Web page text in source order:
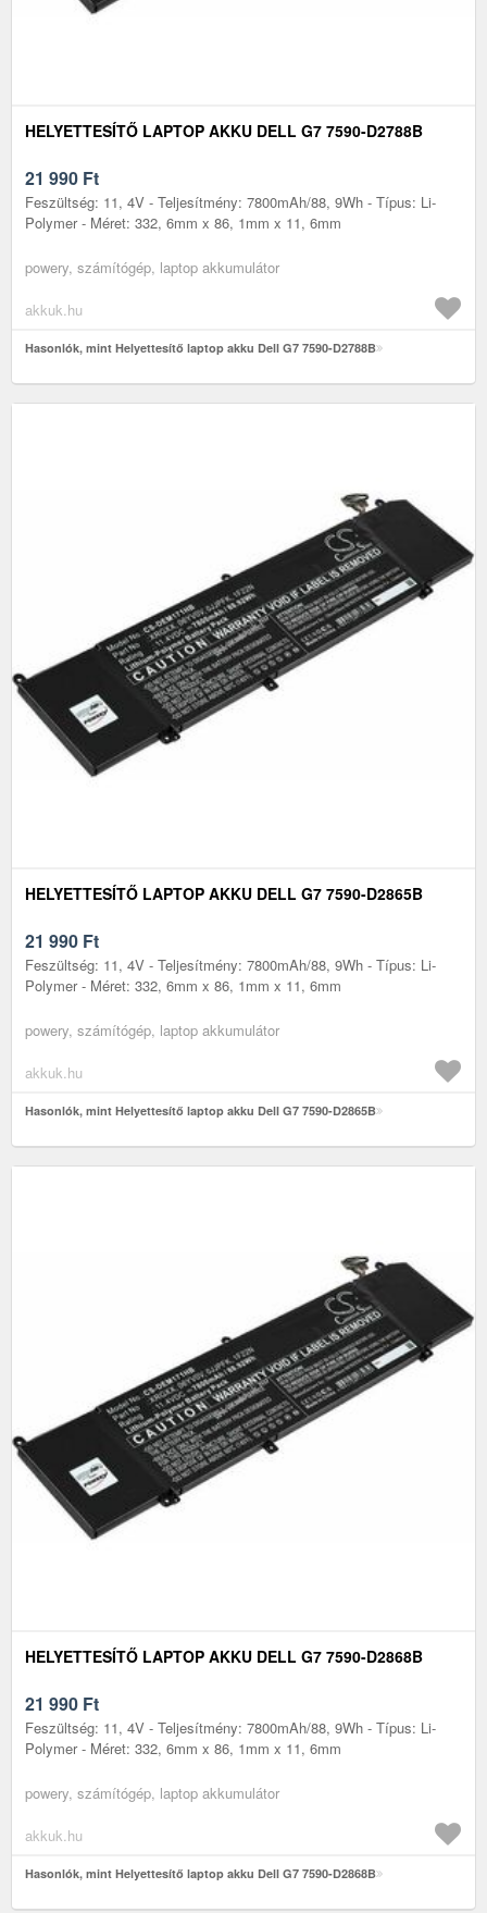
HELYETTESÍTŐ LAPTOP AKKU DELL G7 7590-D2788B
21 990 Ft
Feszültség: 11, 4V - Teljesítmény: 7800mAh/88, 9Wh - Típus: Li-
Polymer - Méret: 332, 6mm x 86, 1mm x 11, 6mm
powery, számítógép, laptop akkumulátor
akkuk.hu
Hasonlók, mint Helyettesítő laptop akku Dell G7 7590-D2788B
HELYETTESÍTŐ LAPTOP AKKU DELL G7 7590-D2865B
21 990 Ft
Feszültség: 11, 4V - Teljesítmény: 7800mAh/88, 9Wh - Típus: Li-
Polymer - Méret: 332, 6mm x 86, 1mm x 11, 6mm
powery, számítógép, laptop akkumulátor
akkuk.hu
Hasonlók, mint Helyettesítő laptop akku Dell G7 7590-D2865B
HELYETTESÍTŐ LAPTOP AKKU DELL G7 7590-D2868B
21 990 Ft
Feszültség: 11, 4V - Teljesítmény: 7800mAh/88, 9Wh - Típus: Li-
Polymer - Méret: 332, 6mm x 86, 1mm x 11, 6mm
powery, számítógép, laptop akkumulátor
akkuk.hu
Hasonlók, mint Helyettesítő laptop akku Dell G7 7590-D2868B